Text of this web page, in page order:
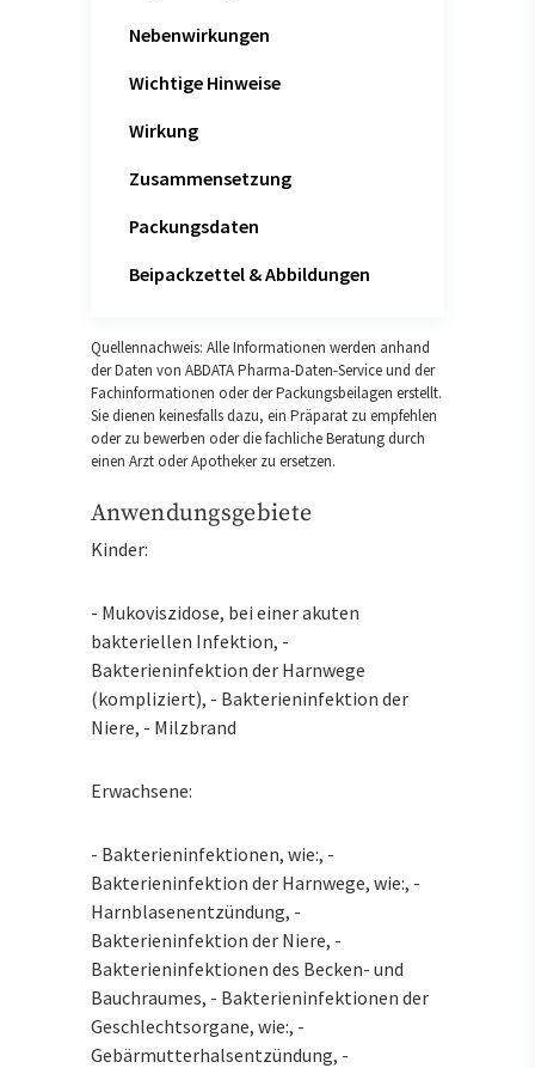
Nebenwirkungen
Wichtige Hinweise
Wirkung
Zusammensetzung
Packungsdaten
Beipackzettel & Abbildungen
Quellennachweis: Alle Informationen werden anhand
der Daten von ABDATA Pharma-Daten-Service und der
Fachinformationen oder der Packungsbeilagen erstellt.
Sie dienen keinesfalls dazu, ein Präparat zu empfehlen
oder zu bewerben oder die fachliche Beratung durch
einen Arzt oder Apotheker zu ersetzen.
Anwendungsgebiete
Kinder:
- Mukoviszidose, bei einer akuten
bakteriellen Infektion, -
Bakterieninfektion der Harnwege
(kompliziert), - Bakterieninfektion der
Niere, - Milzbrand
Erwachsene:
- Bakterieninfektionen, wie:, -
Bakterieninfektion der Harnwege, wie:, -
Harnblasenentzündung, -
Bakterieninfektion der Niere, -
Bakterieninfektionen des Becken- und
Bauchraumes, - Bakterieninfektionen der
Geschlechtsorgane, wie:, -
Gebärmutterhalsentzündung, -